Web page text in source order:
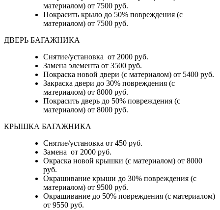
материалом) от 7500 руб.
Покрасить крыло до 50% повреждения (с
материалом) от 7500 руб.
ДВЕРЬ БАГАЖНИКА
Снятие/установка от 2000 руб.
Замена элемента от 3500 руб.
Покраска новой двери (с материалом) от 5400 руб.
Закраска двери до 30% повреждения (с
материалом) от 8000 руб.
Покрасить дверь до 50% повреждения (с
материалом) от 8000 руб.
КРЫШКА БАГАЖНИКА
Снятие/установка от 450 руб.
Замена от 2000 руб.
Окраска новой крышки (с материалом) от 8000
руб.
Окрашивание крыши до 30% повреждения (с
материалом) от 9500 руб.
Окрашивание до 50% повреждения (с материалом)
от 9550 руб.